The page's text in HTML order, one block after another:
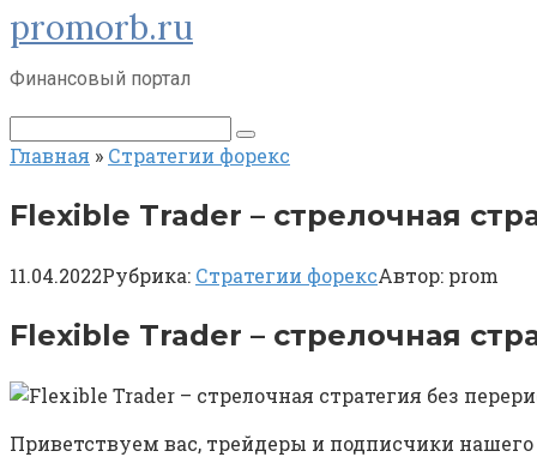
Перейти
к
контенту
promorb.ru
Финансовый портал
Поиск:
Главная » Стратегии форекс
Flexible Trader – стрелочная
11.04.2022Рубрика: Стратегии форексАвтор: prom
Flexible Trader – стрелочная
Приветствуем вас, трейдеры и подписчики